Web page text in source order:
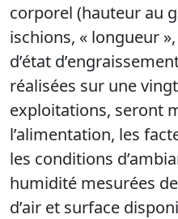
corporel (hauteur au
ischions, « longueur
d’état
réalisées sur une
exploitations, seront
l’alimentation, les
les conditions
humidité mesurées
d’air et surface